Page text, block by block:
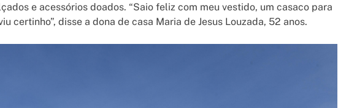
e acessórios doados. “Saio feliz com meu vestido, um casaco para
certinho”, disse a dona de casa Maria de Jesus Louzada, 52 anos.